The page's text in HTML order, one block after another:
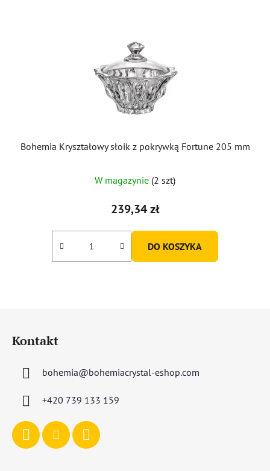
Bohemia Kryształowy słoik z pokrywką Fortune 205 mm
W magazynie (2 szt)
239,34 zł
DO KOSZYKA
Kontakt
bohemia@bohemiacrystal-eshop.com
+420 739 133 159